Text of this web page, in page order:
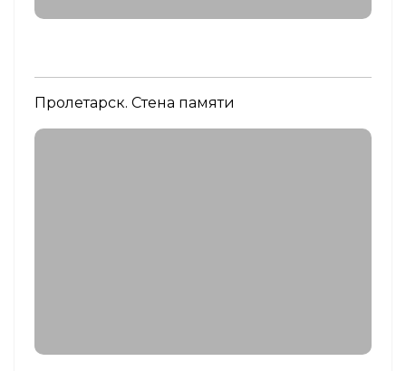
Пролетарск. Стена памяти